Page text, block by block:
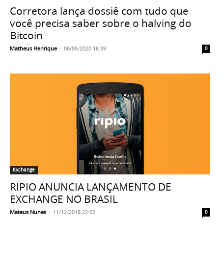
Corretora lança dossiê com tudo que
você precisa saber sobre o halving do
Bitcoin
Matheus Henrique - 08/05/2020 16:39 0
Exchange
RIPIO ANUNCIA LANÇAMENTO DE
EXCHANGE NO BRASIL
Mateus Nunes - 11/12/2018 22:02 0